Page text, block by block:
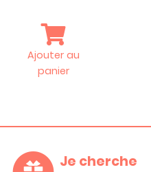
Ajouter au
panier
Je cherche